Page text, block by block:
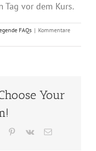
vor dem Kurs.
FAQs | Kommentare
Your
Tumblr Pinterest
Vk
E-